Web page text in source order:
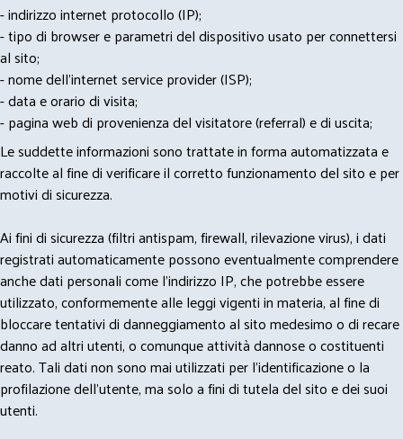
- indirizzo internet protocollo (IP);
- tipo di browser e parametri del dispositivo usato per connettersi
al sito;
- nome dell'internet service provider (ISP);
- data e orario di visita;
- pagina web di provenienza del visitatore (referral) e di uscita;
Le suddette informazioni sono trattate in forma automatizzata e
raccolte al fine di verificare il corretto funzionamento del sito e per
motivi di sicurezza.
Ai fini di sicurezza (filtri antispam, firewall, rilevazione virus), i dati
registrati automaticamente possono eventualmente comprendere
anche dati personali come l'indirizzo IP, che potrebbe essere
utilizzato, conformemente alle leggi vigenti in materia, al fine di
bloccare tentativi di danneggiamento al sito medesimo o di recare
danno ad altri utenti, o comunque attività dannose o costituenti
reato. Tali dati non sono mai utilizzati per l'identificazione o la
profilazione dell'utente, ma solo a fini di tutela del sito e dei suoi
utenti.